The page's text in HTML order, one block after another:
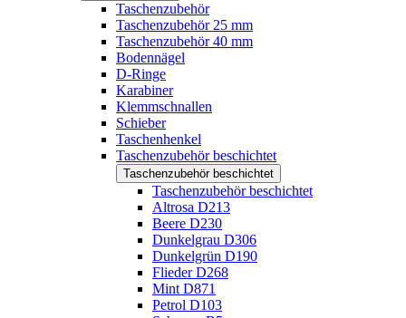
Taschenzubehör
Taschenzubehör 25 mm
Taschenzubehör 40 mm
Bodennägel
D-Ringe
Karabiner
Klemmschnallen
Schieber
Taschenhenkel
Taschenzubehör beschichtet
Taschenzubehör beschichtet
Taschenzubehör beschichtet
Altrosa D213
Beere D230
Dunkelgrau D306
Dunkelgrün D190
Flieder D268
Mint D871
Petrol D103